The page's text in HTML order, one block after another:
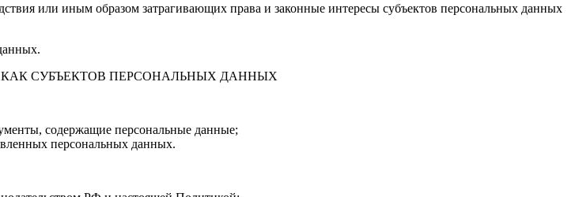
или иным образом затрагивающих права и законные интересы субъектов персональных данных
СУБЪЕКТОВ ПЕРСОНАЛЬНЫХ ДАННЫХ
содержащие персональные данные;
персональных данных.